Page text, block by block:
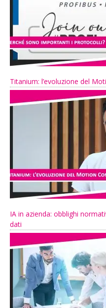
Titanium: l’evoluzione del
IA in azienda: obblighi
dati